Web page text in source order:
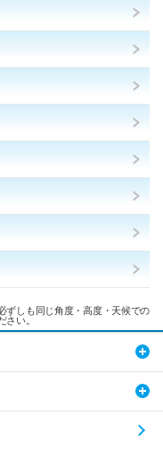
ずしも同じ角度・高度・天候での
さい。